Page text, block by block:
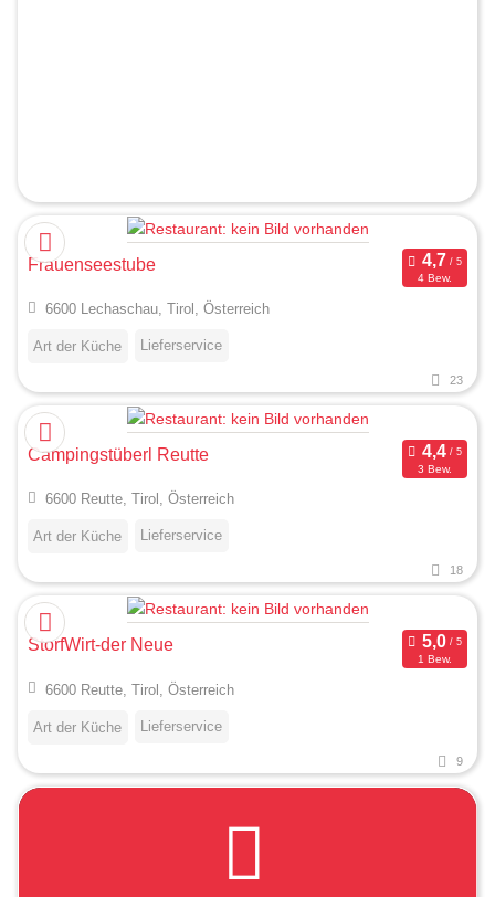
Frauenseestube
4 Bew.
6600 Lechaschau, Tirol, Österreich
Art der Küche Lieferservice
23
Campingstüberl Reutte
3 Bew.
6600 Reutte, Tirol, Österreich
Art der Küche Lieferservice
18
StorfWirt-der Neue
1 Bew.
6600 Reutte, Tirol, Österreich
Art der Küche Lieferservice
9